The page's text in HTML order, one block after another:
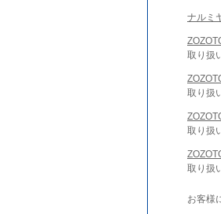
ナルミ
取り扱
取り扱
取り扱
取り扱
お客様